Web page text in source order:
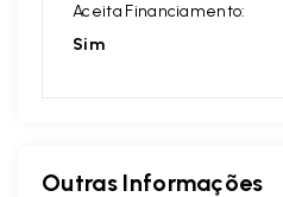
Aceita Financiamento:
Sim
Outras Informações